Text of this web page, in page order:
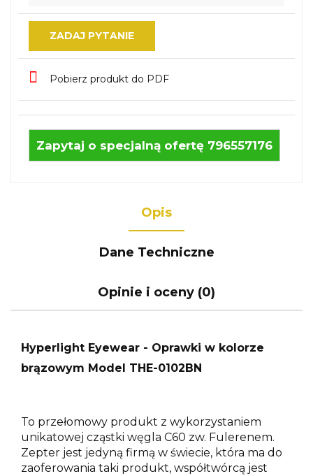
ZADAJ PYTANIE
Pobierz produkt do PDF
Zapytaj o specjalną ofertę 796557176
Opis
Dane Techniczne
Opinie i oceny (0)
Hyperlight Eyewear - Oprawki w kolorze
brązowym Model THE-0102BN
To przełomowy produkt z wykorzystaniem
unikatowej cząstki węgla C60 zw. Fulerenem.
Zepter jest jedyną firmą w świecie, która ma do
zaoferowania taki produkt, współtwórcą jest